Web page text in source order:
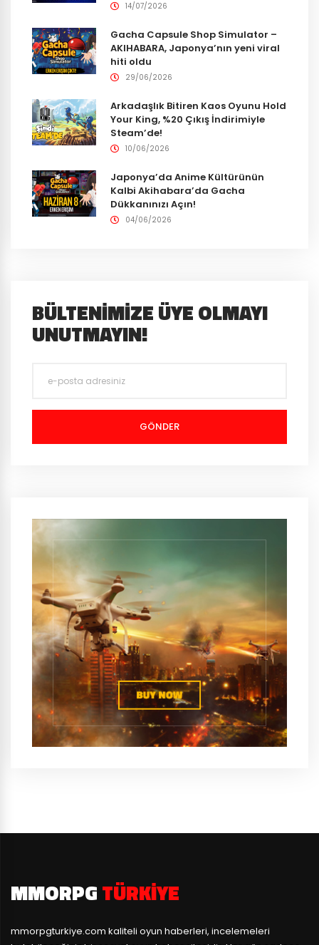
14/07/2026
Gacha Capsule Shop Simulator –
AKIHABARA, Japonya’nın yeni viral
hiti oldu
29/06/2026
Arkadaşlık Bitiren Kaos Oyunu Hold
Your King, %20 Çıkış İndirimiyle
Steam’de!
10/06/2026
Japonya’da Anime Kültürünün
Kalbi Akihabara’da Gacha
Dükkanınızı Açın!
04/06/2026
BÜLTENIMIZE ÜYE OLMAYI
UNUTMAYIN!
MMORPGTÜRKIYE
mmorpgturkiye.com kaliteli oyun haberleri, incelemeleri